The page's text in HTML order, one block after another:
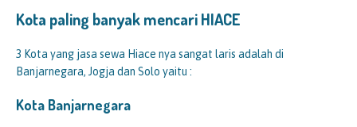
Kota paling banyak mencari HIACE
3 Kota yang jasa sewa Hiace nya sangat laris adalah di
Banjarnegara, Jogja dan Solo yaitu :
Kota Banjarnegara